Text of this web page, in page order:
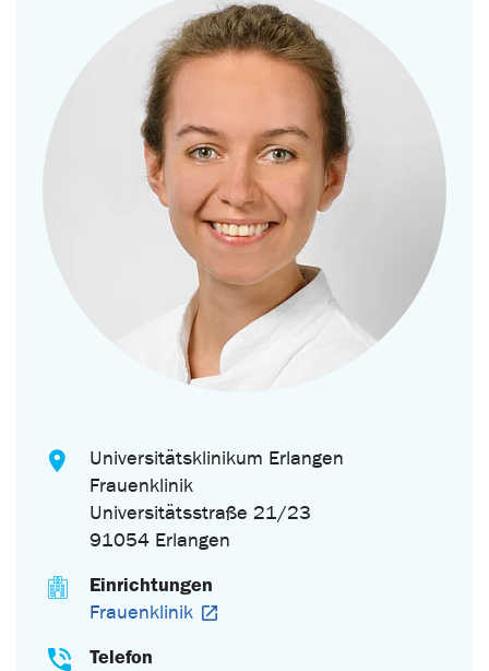
Universitätsklinikum Erlangen
Frauenklinik
Universitätsstraße 21/23
91054 Erlangen
Einrichtungen
Frauenklinik
Telefon